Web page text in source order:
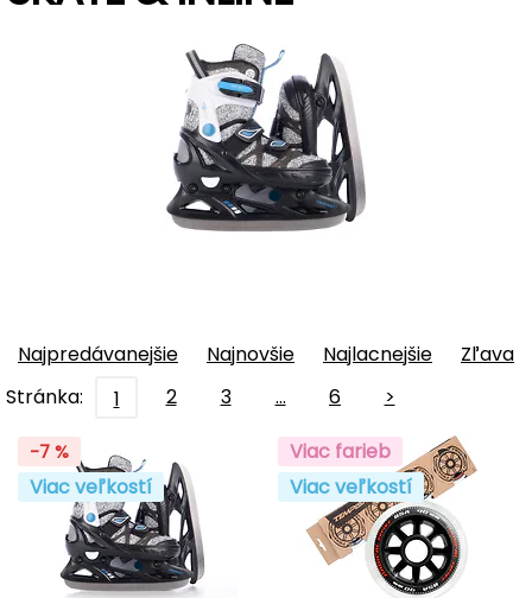
Najpredávanejšie Najnovšie Najlacnejšie
Zľava
Stránka:
1 2 3 … 6 >
-7 %
Viac veľkostí
Viac farieb
Viac veľkostí